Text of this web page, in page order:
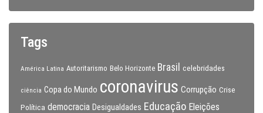
Tags
América Latina Autoritarismo Belo Horizonte Brasil celebridades
ciência Copa do Mundo coronavirus Corrupção Crise
Política democracia Desigualdades Educação Eleições